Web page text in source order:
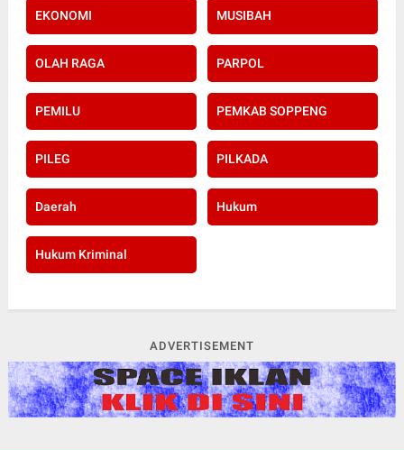
EKONOMI MUSIBAH
OLAH RAGA PARPOL
PEMILU PEMKAB SOPPENG
PILEG PILKADA
Daerah Hukum
Hukum Kriminal
ADVERTISEMENT